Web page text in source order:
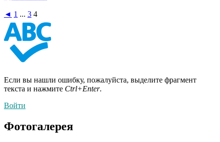
◄ 1 ... 3 4
Если вы нашли ошибку, пожалуйста, выделите фрагмент
текста и нажмите Ctrl+Enter.
Войти
Фотогалерея